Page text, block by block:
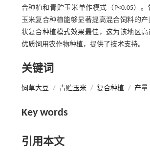
合种植和青贮玉米单作模式（P<0.05）
玉米复合种植能够显著提高混合饲料的产
状复合种植模式效果最佳，这为该地区高
优质饲用农作物种植，提供了技术支持。
关键词
饲草大豆 / 青贮玉米 / 复合种植 / 产量
Key words
引用本文